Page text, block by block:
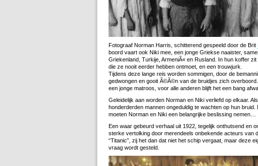
Fotograaf Norman Harris, schitterend gespeeld door de Brit
boord vaart ook Niki mee, een jonge Griekse naaister,
Griekenland, Turkije, ArmeniÃ« en Rusland. In hun koffer
die ze nooit eerder hebben ontmoet, en een trouwjurk.
Tijdens deze lange reis worden sommigen, door de
gedwongen en gooit Ã©Ã©n van de bruidjes zich
een jonge matroos, voor alle anderen blijft het een bang
Geleidelijk aan worden Norman en Niki verliefd op elkaar.
honderderden mannen ongeduldig te wachten op hun
moeten Norman en Niki een belangrijke beslissing nemen…
Een waar gebeurd verhaal uit 1922, tegelijk onthutsend en
sterke vertolking door merendeels onbekende acteurs van
“Titanic”, zij het dan dat niet het schip vergaat, maar deze
vraag wordt gesteld.